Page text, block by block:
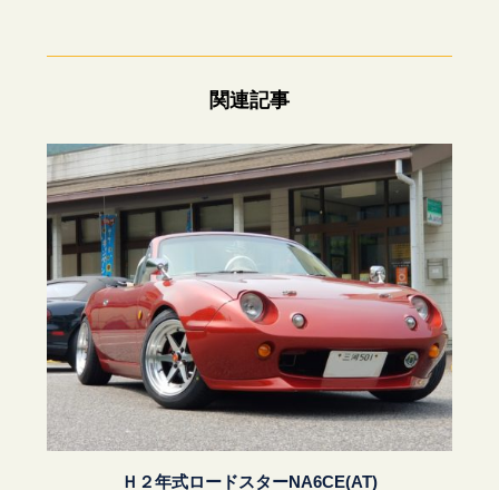
関連記事
Ｈ２年式ロードスターNA6CE(AT)